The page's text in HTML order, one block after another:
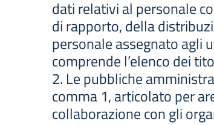
dati relativi al personale
di rapporto, della
personale assegnato agli
comprende l’elenco dei
2. Le pubbliche
comma 1, articolato per
collaborazione con gli